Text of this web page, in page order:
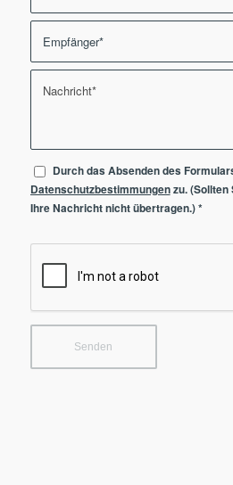
Durch das Absenden des
Datenschutzbestimmungenzu. (Sollten
Ihre Nachricht nicht übertragen.)*